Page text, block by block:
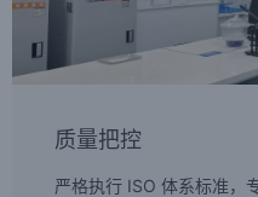
质量把控
严格执行 ISO 体系标准，